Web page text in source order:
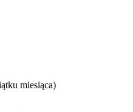
miesiąca)